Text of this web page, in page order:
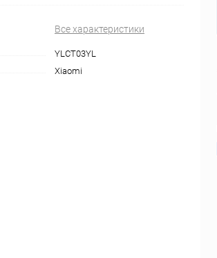
Все характеристики
YLCT03YL
Xiaomi